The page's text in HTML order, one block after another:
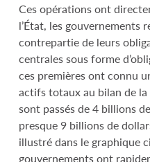
Ces opérations ont
l’État, les gouvernements
contrepartie de leurs
centrales sous forme
ces premières ont connu
actifs totaux au bilan de la
sont passés de 4 billions
presque 9 billions de
illustré dans le graphique
gouvernements ont